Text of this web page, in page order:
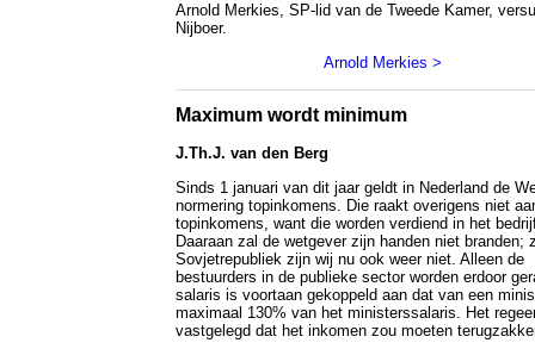
Arnold Merkies, SP-lid van de Tweede Kamer,
Nijboer.
Arnold Merkies >
Maximum wordt minimum
J.Th.J. van den Berg
Sinds 1 januari van dit jaar geldt in Nederland de
normering topinkomens. Die raakt overigens niet
topinkomens, want die worden verdiend in het
Daaraan zal de wetgever zijn handen niet branden;
Sovjetrepubliek zijn wij nu ook weer niet. Alleen de
bestuurders in de publieke sector worden erdoor
salaris is voortaan gekoppeld aan dat van een
maximaal 130% van het ministerssalaris. Het
vastgelegd dat het inkomen zou moeten